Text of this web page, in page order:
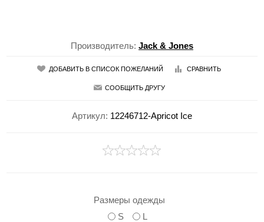
Производитель: Jack & Jones
ДОБАВИТЬ В СПИСОК ПОЖЕЛАНИЙ СРАВНИТЬ
СООБЩИТЬ ДРУГУ
Артикул: 12246712-Apricot Ice
Размеры одежды
S
L